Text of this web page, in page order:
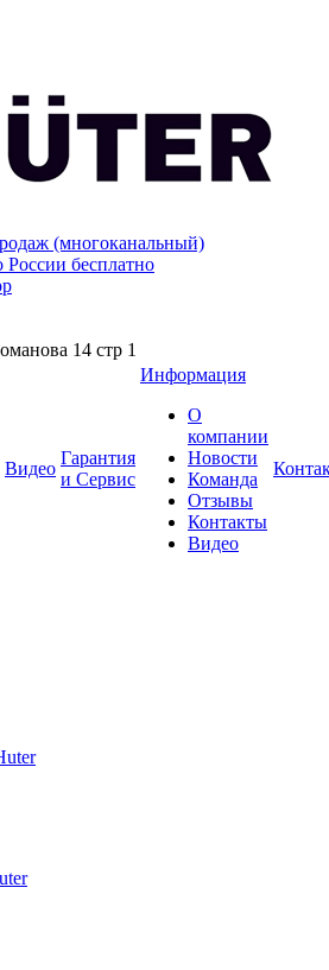
(многоканальный)
России бесплатно
14 стр 1
Видео
Гарантия
и Сервис
Информация
О
компании
Новости
Команда
Отзывы
Контакты
Видео